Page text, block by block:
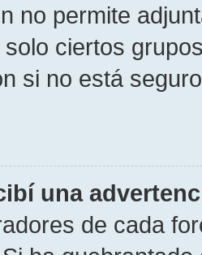
no permite
ciertos
si no está
una
de cada